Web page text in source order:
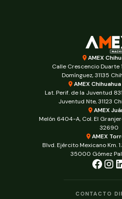
AMEX
Calle Crescencio Duarte
Domínguez, 31135
AMEX
Lat. Perif. de la Juventud
Juventud Nte, 31123
AMEX
Melón 6404-A, Col. El
32690
AMEX
Blvd. Ejército Mexicano Km.
35000 Gómez
CONTACTO